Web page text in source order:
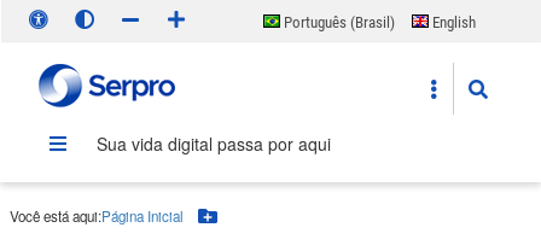
Português (Brasil)
English
Sua vida digital passa por aqui
Você está aqui:Página Inicial Botão Menu